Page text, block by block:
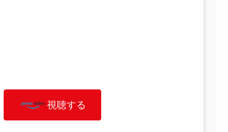
視聴する